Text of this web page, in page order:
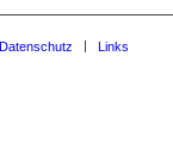
Datenschutz Links